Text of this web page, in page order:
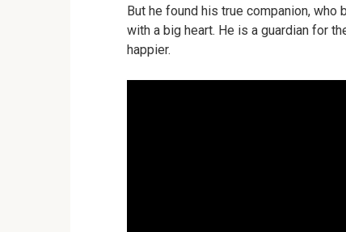
But he found his true companion, who
with a big heart. He is a guardian for
happier.